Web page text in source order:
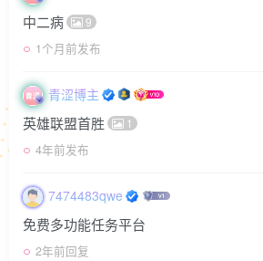
中二病 9
1个月前发布
青涩博主
英雄联盟首胜 1
4年前发布
7474483qwe
免费多功能任务平台
2年前回复